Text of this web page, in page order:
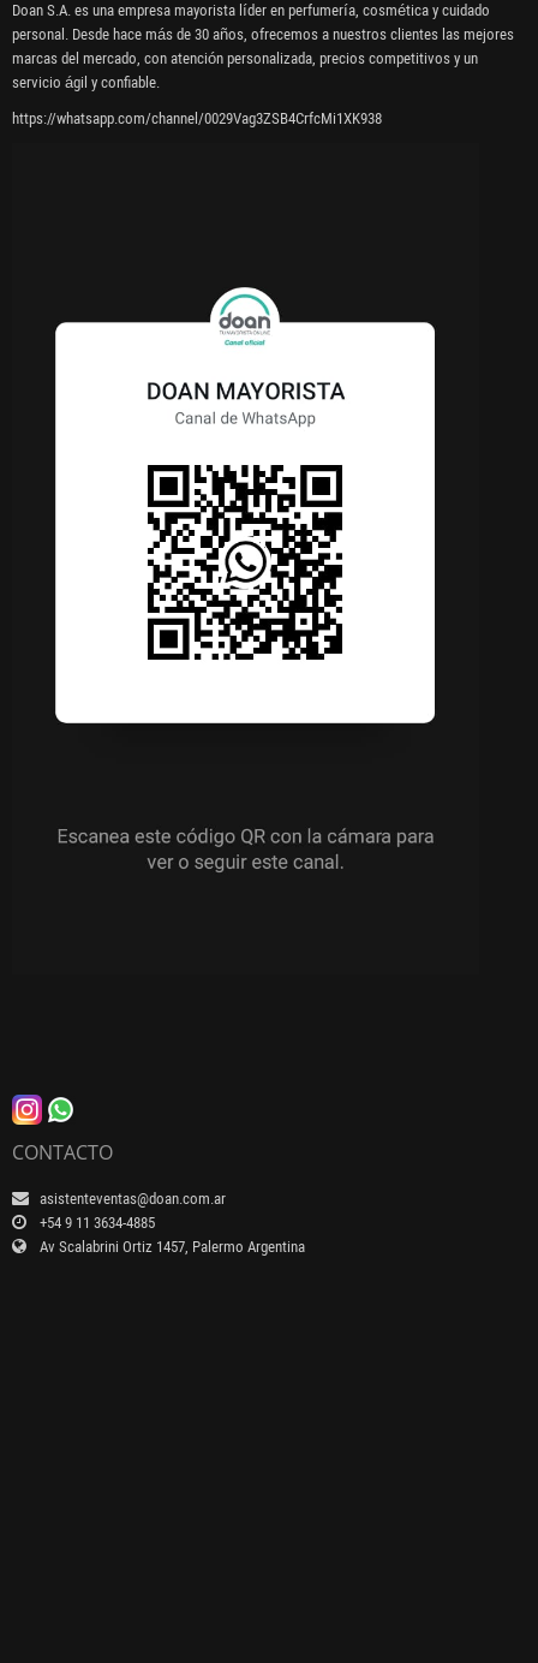
Doan S.A. es una empresa mayorista líder en perfumería, cosmética y cuidado
personal. Desde hace más de 30 años, ofrecemos a nuestros clientes las mejores
marcas del mercado, con atención personalizada, precios competitivos y un
servicio ágil y confiable.
https://whatsapp.com/channel/0029Vag3ZSB4CrfcMi1XK938
CONTACTO
asistenteventas@doan.com.ar
+54 9 11 3634-4885
Av Scalabrini Ortiz 1457, Palermo Argentina